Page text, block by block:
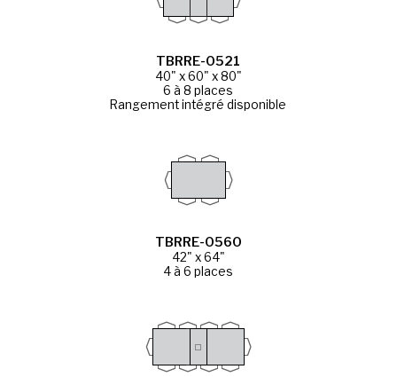
TBRRE-0521
40" x 60" x 80"
6 à 8 places
Rangement intégré disponible
TBRRE-0560
42" x 64"
4 à 6 places